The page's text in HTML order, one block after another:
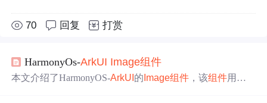
70 回复 打赏
HarmonyOs-ArkUI Image组件
本文介绍了HarmonyOS-ArkUI 的 Image组件 ，该组件用于